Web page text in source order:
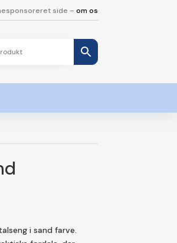
side –om os
i sand farve.